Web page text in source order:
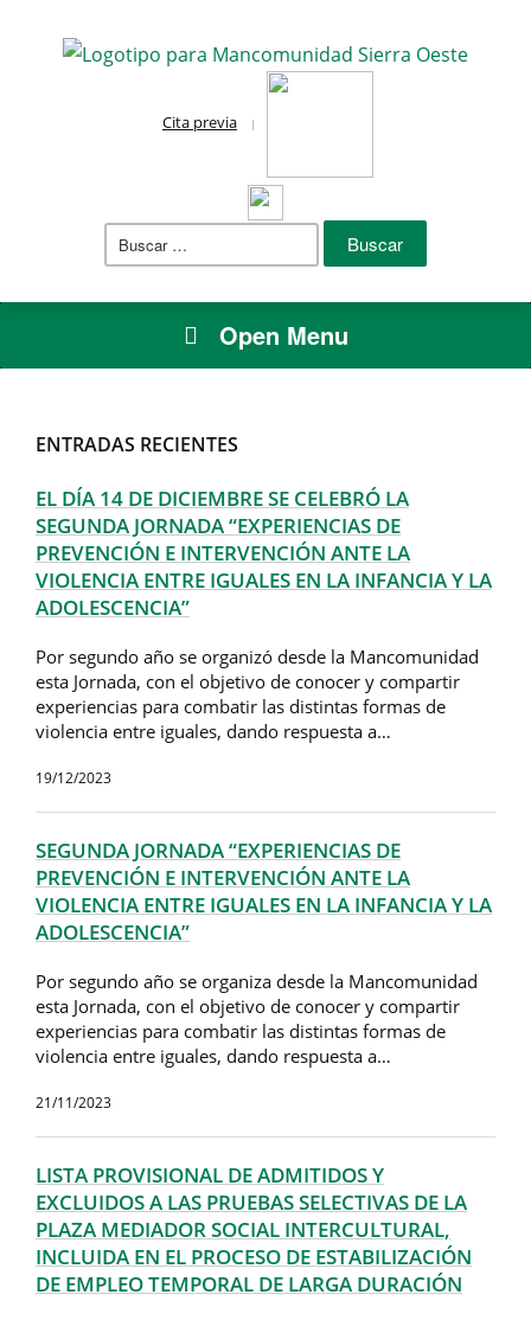
Cita previa
Buscar:
Open Menu
ENTRADAS RECIENTES
EL DÍA 14 DE DICIEMBRE SE CELEBRÓ LA
SEGUNDA JORNADA “EXPERIENCIAS DE
PREVENCIÓN E INTERVENCIÓN ANTE LA
VIOLENCIA ENTRE IGUALES EN LA INFANCIA Y LA
ADOLESCENCIA”
Por segundo año se organizó desde la Mancomunidad
esta Jornada, con el objetivo de conocer y compartir
experiencias para combatir las distintas formas de
violencia entre iguales, dando respuesta a…
19/12/2023
SEGUNDA JORNADA “EXPERIENCIAS DE
PREVENCIÓN E INTERVENCIÓN ANTE LA
VIOLENCIA ENTRE IGUALES EN LA INFANCIA Y LA
ADOLESCENCIA”
Por segundo año se organiza desde la Mancomunidad
esta Jornada, con el objetivo de conocer y compartir
experiencias para combatir las distintas formas de
violencia entre iguales, dando respuesta a…
21/11/2023
LISTA PROVISIONAL DE ADMITIDOS Y
EXCLUIDOS A LAS PRUEBAS SELECTIVAS DE LA
PLAZA MEDIADOR SOCIAL INTERCULTURAL,
INCLUIDA EN EL PROCESO DE ESTABILIZACIÓN
DE EMPLEO TEMPORAL DE LARGA DURACIÓN